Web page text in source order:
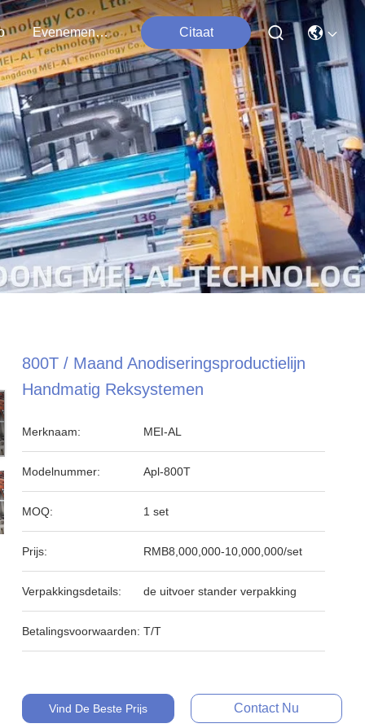
Evenementen Citaat
800T / Maand Anodiseringsproductielijn
Handmatig Reksystemen
Merknaam: MEI-AL
Modelnummer: Apl-800T
MOQ: 1 set
Prijs: RMB8,000,000-10,000,000/set
Verpakkingsdetails: de uitvoer stander verpakking
Betalingsvoorwaarden: T/T
Vind De Beste Prijs Contact Nu